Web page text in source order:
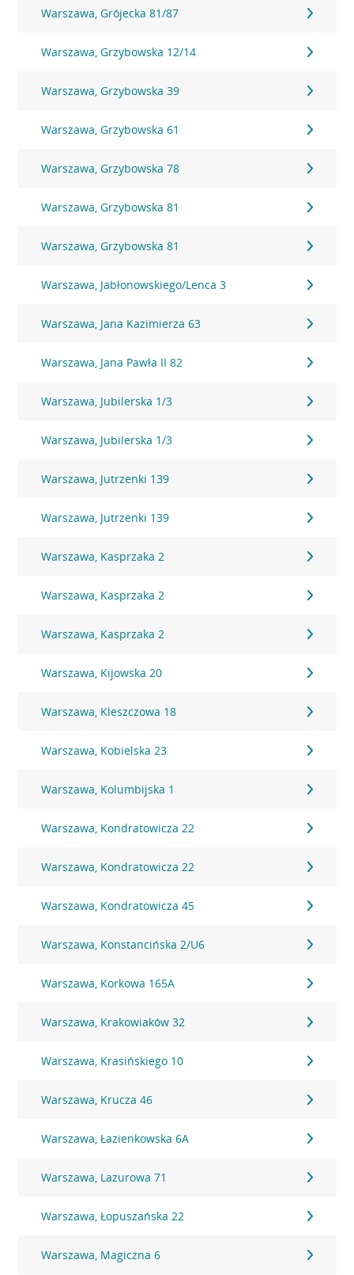
Warszawa, Grójecka 81/87
Warszawa, Grzybowska 12/14
Warszawa, Grzybowska 39
Warszawa, Grzybowska 61
Warszawa, Grzybowska 78
Warszawa, Grzybowska 81
Warszawa, Grzybowska 81
Warszawa, Jabłonowskiego/Lenca 3
Warszawa, Jana Kazimierza 63
Warszawa, Jana Pawła II 82
Warszawa, Jubilerska 1/3
Warszawa, Jubilerska 1/3
Warszawa, Jutrzenki 139
Warszawa, Jutrzenki 139
Warszawa, Kasprzaka 2
Warszawa, Kasprzaka 2
Warszawa, Kasprzaka 2
Warszawa, Kijowska 20
Warszawa, Kleszczowa 18
Warszawa, Kobielska 23
Warszawa, Kolumbijska 1
Warszawa, Kondratowicza 22
Warszawa, Kondratowicza 22
Warszawa, Kondratowicza 45
Warszawa, Konstancińska 2/U6
Warszawa, Korkowa 165A
Warszawa, Krakowiaków 32
Warszawa, Krasińskiego 10
Warszawa, Krucza 46
Warszawa, Łazienkowska 6A
Warszawa, Lazurowa 71
Warszawa, Łopuszańska 22
Warszawa, Magiczna 6